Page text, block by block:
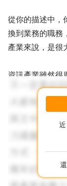
從你的描述中，
換到業務的職務
產業來說，是很
資訊產業雖然很
務、效率、態
到業務領域，
員，也有所謂
景，應該能為